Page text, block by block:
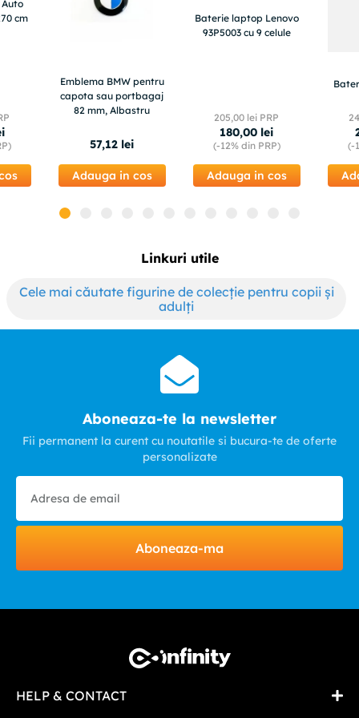
cm
Emblema BMW pentru
capota sau portbagaj
82 mm, Albastru
57,12 lei
Adauga in cos
Baterie laptop Lenovo
93P5003 cu 9 celule
205,00 lei PRP
180,00 lei
(-12%din PRP)
Adauga in cos
(-
Linkuri utile
Cele mai căutate figurine de colecție pentru copii și
adulți
Aboneaza-te la newsletter
Fii permanent la curent cu noutatile si bucura-te de oferte
personalizate
Aboneaza-ma
HELP & CONTACT